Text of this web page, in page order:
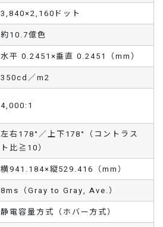
3,840×2,160ドット
約10.7億色
水平 0.2451×垂直 0.2451（mm）
350cd／m2
4,000:1
左右178°／上下178°（コントラス
ト比≧10）
横941.184×縦529.416（mm）
8ms（Gray to Gray, Ave.）
静電容量方式（ホバー方式）